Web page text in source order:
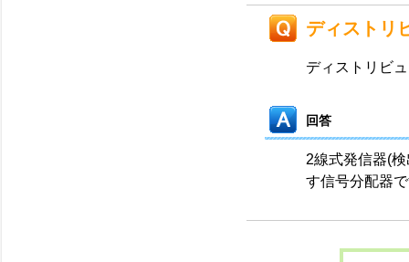
ディストリ
ディストリビ
回答
2線式発信器(
す信号分配器